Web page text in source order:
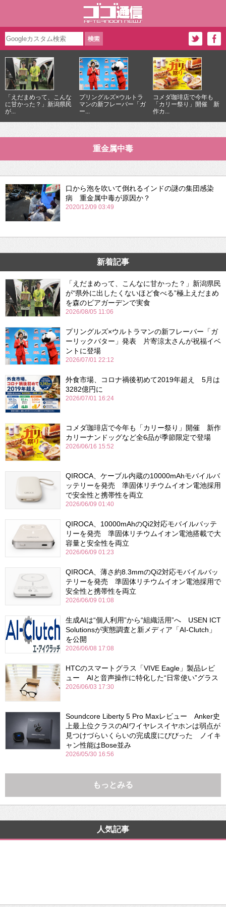
「えだまめって、こんな
に甘かった？」新潟県民
が...
プリングルズ×ウルトラ
マンの新フレーバー「ガ
ー...
コメダ珈琲店で今年も
「カリー祭り」開催 新
作カ...
重金属中毒
口から泡を吹いて倒れるインドの謎の集団感染
病 重金属中毒が原因か？
2020/12/09 03:49
新着記事
「えだまめって、こんなに甘かった？」新潟県民
が“県外に出したくないほど食べる”極上えだまめ
を森のビアガーデンで実食
2026/08/05 11:06
プリングルズ×ウルトラマンの新フレーバー「ガ
ーリックバター」発表 片寄涼太さんが祝福イベ
ントに登場
2026/07/01 22:12
外食市場、コロナ禍後初めて2019年超え 5月は
3282億円に
2026/07/01 16:24
コメダ珈琲店で今年も「カリー祭り」開催 新作
カリーナンドッグなど全6品が季節限定で登場
2026/06/16 15:52
QIROCA、ケーブル内蔵の10000mAhモバイルバ
ッテリーを発売 準固体リチウムイオン電池採用
で安全性と携帯性を両立
2026/06/09 01:40
QIROCA、10000mAhのQi2対応モバイルバッテ
リーを発売 準固体リチウムイオン電池搭載で大
容量と安全性を両立
2026/06/09 01:23
QIROCA、薄さ約8.3mmのQi2対応モバイルバッ
テリーを発売 準固体リチウムイオン電池採用で
安全性と携帯性を両立
2026/06/09 01:08
生成AIは“個人利用”から“組織活用”へ USEN ICT
Solutionsが実態調査と新メディア「AI-Clutch」
を公開
2026/06/08 17:08
HTCのスマートグラス「VIVE Eagle」製品レビ
ュー AIと音声操作に特化した“日常使い”グラス
2026/06/03 17:30
Soundcore Liberty 5 Pro Maxレビュー Anker史
上最上位クラスのAIワイヤレスイヤホンは弱点が
見つけづらいくらいの完成度にびびった ノイキ
ャン性能はBose並み
2026/05/30 16:56
もっとみる
人気記事